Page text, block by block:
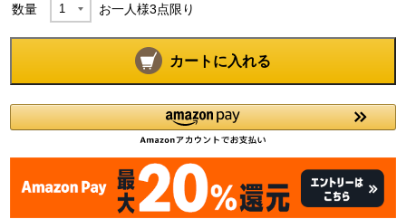
数量 お一人様3点限り
カートに入れる